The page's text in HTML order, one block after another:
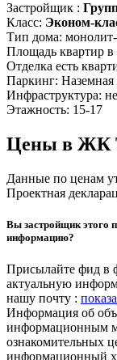
Застройщик :
Класс: Эконом-
Тип дома:
Площадь квартир в
Отделка есть
Паркинг: Наземная
Инфраструктура:
Этажность: 15-17
Цены в ЖК
Данные по ценам
Проектная
Вы застройщик этого
информацию?
Присылайте фид в
актуальную
нашу почту :
Информация об
информационным
ознакомительных
информационный